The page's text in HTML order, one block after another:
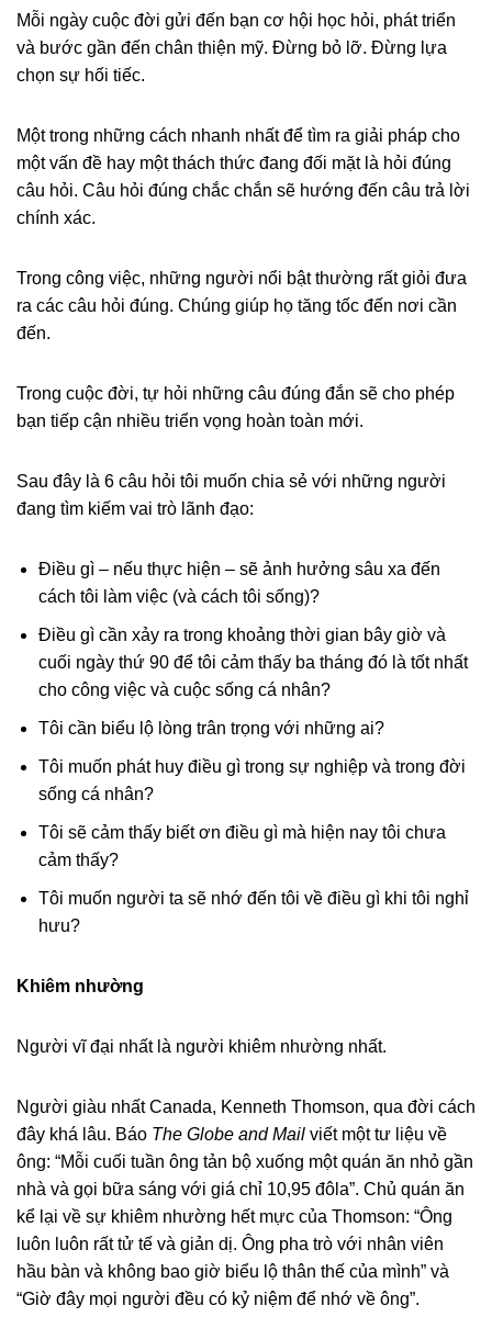
Mỗi ngày cuộc đời gửi đến bạn cơ hội học hỏi, phát triển
và bước gần đến chân thiện mỹ. Đừng bỏ lỡ. Đừng lựa
chọn sự hối tiếc.
Một trong những cách nhanh nhất để tìm ra giải pháp cho
một vấn đề hay một thách thức đang đối mặt là hỏi đúng
câu hỏi. Câu hỏi đúng chắc chắn sẽ hướng đến câu trả lời
chính xác.
Trong công việc, những người nổi bật thường rất giỏi đưa
ra các câu hỏi đúng. Chúng giúp họ tăng tốc đến nơi cần
đến.
Trong cuộc đời, tự hỏi những câu đúng đắn sẽ cho phép
bạn tiếp cận nhiều triển vọng hoàn toàn mới.
Sau đây là 6 câu hỏi tôi muốn chia sẻ với những người
đang tìm kiếm vai trò lãnh đạo:
Điều gì – nếu thực hiện – sẽ ảnh hưởng sâu xa đến
cách tôi làm việc (và cách tôi sống)?
Điều gì cần xảy ra trong khoảng thời gian bây giờ và
cuối ngày thứ 90 để tôi cảm thấy ba tháng đó là tốt nhất
cho công việc và cuộc sống cá nhân?
Tôi cần biểu lộ lòng trân trọng với những ai?
Tôi muốn phát huy điều gì trong sự nghiệp và trong đời
sống cá nhân?
Tôi sẽ cảm thấy biết ơn điều gì mà hiện nay tôi chưa
cảm thấy?
Tôi muốn người ta sẽ nhớ đến tôi về điều gì khi tôi nghỉ
hưu?
Khiêm nhường
Người vĩ đại nhất là người khiêm nhường nhất.
Người giàu nhất Canada, Kenneth Thomson, qua đời cách
đây khá lâu. Báo The Globe and Mail viết một tư liệu về
ông: “Mỗi cuối tuần ông tản bộ xuống một quán ăn nhỏ gần
nhà và gọi bữa sáng với giá chỉ 10,95 đôla”. Chủ quán ăn
kể lại về sự khiêm nhường hết mực của Thomson: “Ông
luôn luôn rất tử tế và giản dị. Ông pha trò với nhân viên
hầu bàn và không bao giờ biểu lộ thân thế của mình” và
“Giờ đây mọi người đều có kỷ niệm để nhớ về ông”.